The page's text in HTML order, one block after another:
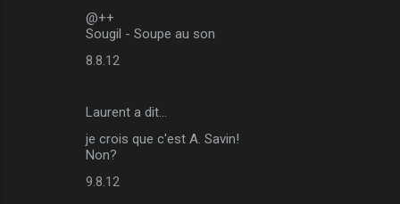
@++
Sougil - Soupe au son
8.8.12
Laurent a dit…
je crois que c'est A. Savin!
Non?
9.8.12